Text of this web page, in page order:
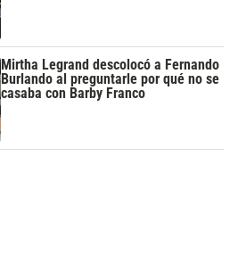
Mirtha Legrand descolocó a Fernando
Burlando al preguntarle por qué no se
casaba con Barby Franco